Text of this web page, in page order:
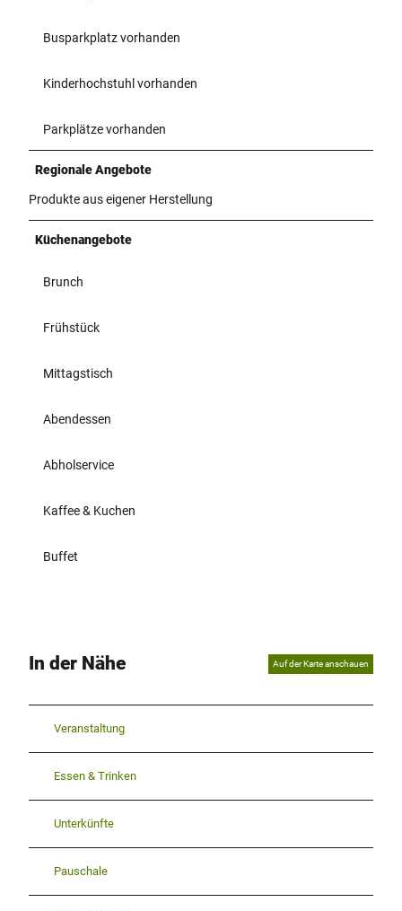
Busparkplatz vorhanden
Kinderhochstuhl vorhanden
Parkplätze vorhanden
Regionale Angebote
Produkte aus eigener Herstellung
Küchenangebote
Brunch
Frühstück
Mittagstisch
Abendessen
Abholservice
Kaffee & Kuchen
Buffet
In der Nähe Auf der Karte anschauen
Veranstaltung
Essen & Trinken
Unterkünfte
Pauschale